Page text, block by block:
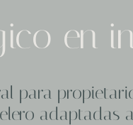
en
para
adaptadas